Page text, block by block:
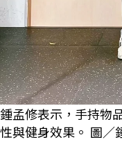
鍾孟修表示，手持物
性與健身效果。 圖／